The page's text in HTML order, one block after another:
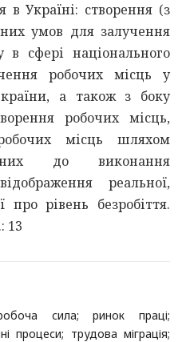
в Україні: створення (з
умов для залучення
в сфері національного
робочих місць у
а також з боку
робочих місць,
місць шляхом
до виконання
реальної,
про рівень безробіття.
13
сила; ринок праці;
процеси; трудова міграція;